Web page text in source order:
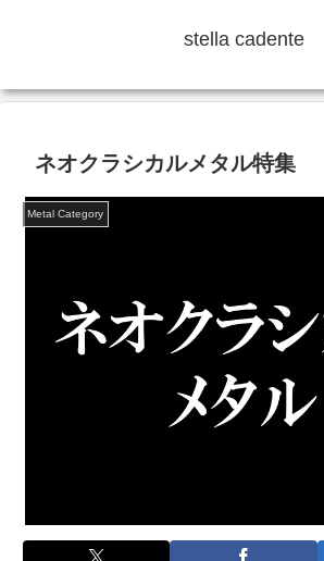
stella cadente
ネオクラシカルメタル特集
Metal Category